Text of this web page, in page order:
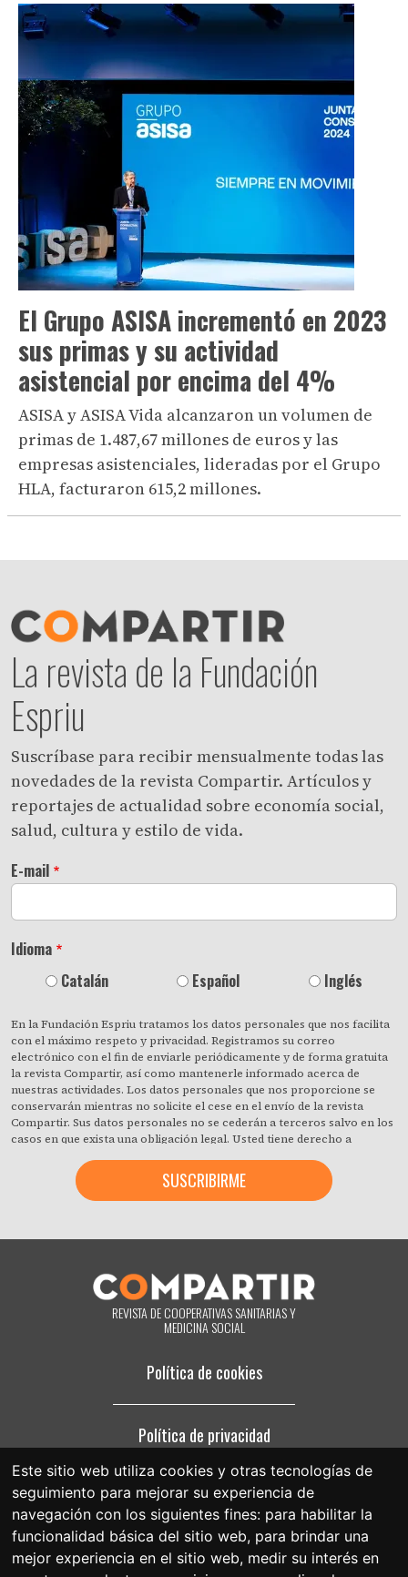
Este sitio web utiliza cookies y otras tecnologías de
seguimiento para mejorar su experiencia de
navegación con los siguientes fines: para habilitar la
funcionalidad básica del sitio web, para brindar una
mejor experiencia en el sitio web, medir su interés en
El Grupo ASISA incrementó en 2023
sus primas y su actividad
asistencial por encima del 4%
ASISA y ASISA Vida alcanzaron un volumen de
primas de 1.487,67 millones de euros y las
empresas asistenciales, lideradas por el Grupo
HLA, facturaron 615,2 millones.
La revista de la Fundación
Espriu
Suscríbase para recibir mensualmente todas las
novedades de la revista Compartir. Artículos y
reportajes de actualidad sobre economía social,
salud, cultura y estilo de vida.
E-mail
Idioma
Catalán
Español Inglés
En la Fundación Espriu tratamos los datos personales que nos facilita
con el máximo respeto y privacidad. Registramos su correo
electrónico con el fin de enviarle periódicamente y de forma gratuita
la revista Compartir, así como mantenerle informado acerca de
nuestras actividades. Los datos personales que nos proporcione se
conservarán mientras no solicite el cese en el envío de la revista
Compartir. Sus datos personales no se cederán a terceros salvo en los
casos en que exista una obligación legal. Usted tiene derecho a
tratando sus datos personales y a revocar cuando lo desee, con efecto
inmediato, su consentimiento para ello. También puede acceder a sus
datos personales, rectificar los que sean inexactos o solicitar su
fueron recogidos. Al hacer clic acepta expresamente que podamos
cambiar de opinión en cualquier momento haciendo clic en el enlace
«darme de baja» que hay en el pie de página de cualquier correo
electrónico que reciba de nuestra parte, o poniéndose en contacto
con nosotros en el correo electrónico compartir@fespriu.org.
REVISTA DE COOPERATIVAS SANITARIAS Y
MEDICINA SOCIAL
Política de cookies
Política de privacidad
Aviso legal